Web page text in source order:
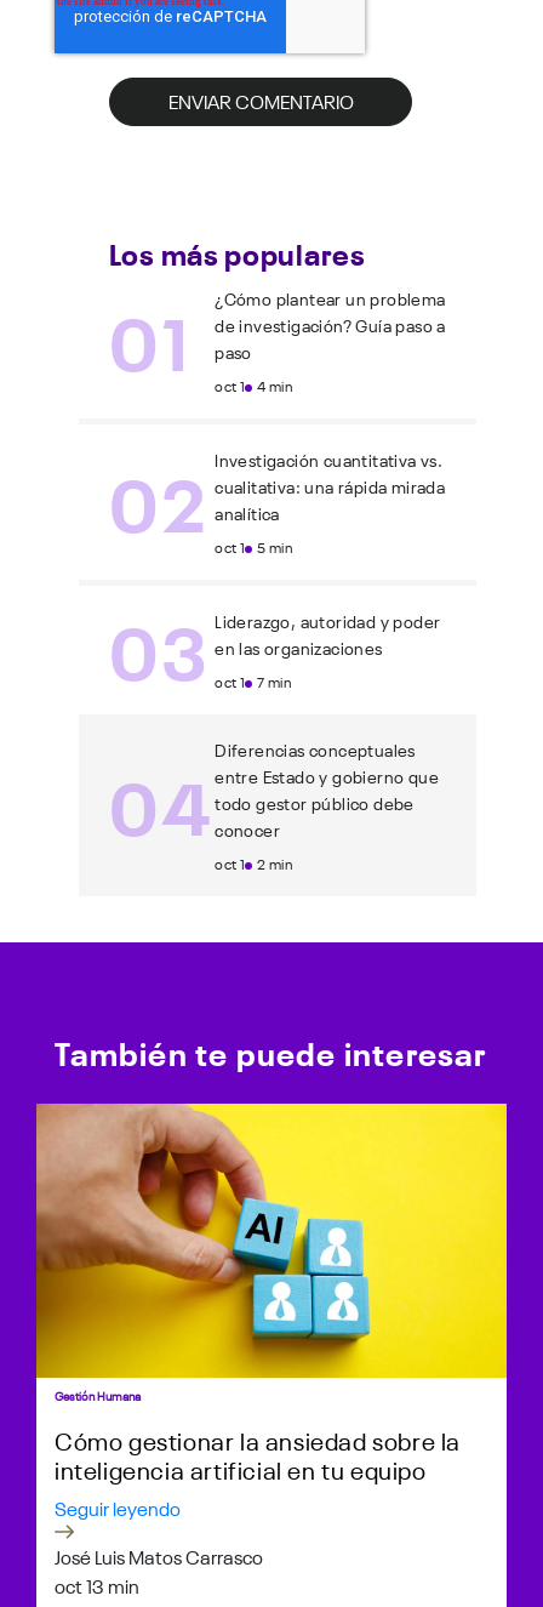
Los más populares
01
¿Cómo plantear un problema
de investigación? Guía paso a
paso
oct 1 4 min
02
Investigación cuantitativa vs.
cualitativa: una rápida mirada
analítica
oct 1 5 min
03 Liderazgo, autoridad y poder
en las organizaciones
oct 1 7 min
04
Diferencias conceptuales
entre Estado y gobierno que
todo gestor público debe
conocer
oct 1 2 min
También te puede interesar
Gestión Humana
Cómo gestionar la ansiedad sobre la
inteligencia artificial en tu equipo
Seguir leyendo
José Luis Matos Carrasco
oct 13 min